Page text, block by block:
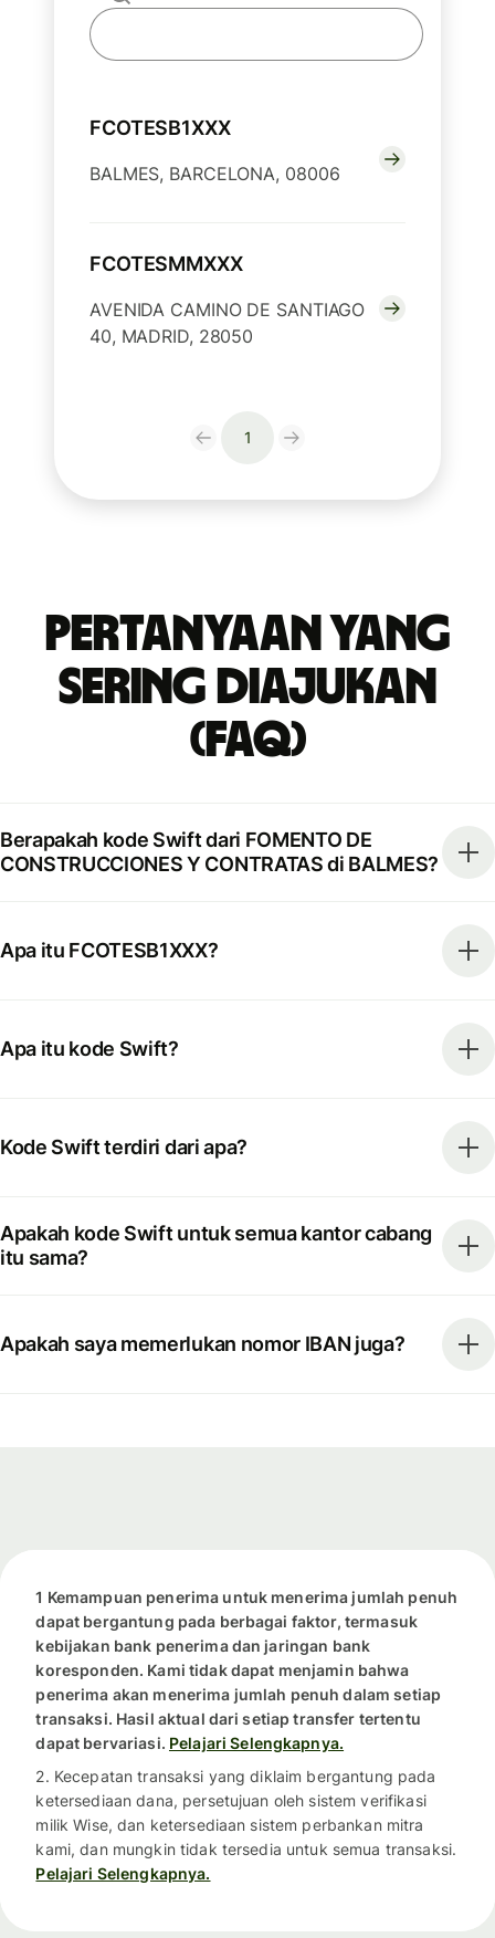
FCOTESB1XXX
BALMES, BARCELONA, 08006
FCOTESMMXXX
AVENIDA CAMINO DE SANTIAGO
40, MADRID, 28050
1
Pertanyaan yang
Sering Diajukan
(FAQ)
Berapakah kode Swift dari FOMENTO DE
CONSTRUCCIONES Y CONTRATAS di BALMES?
Apa itu FCOTESB1XXX?
Apa itu kode Swift?
Kode Swift terdiri dari apa?
Apakah kode Swift untuk semua kantor cabang
itu sama?
Apakah saya memerlukan nomor IBAN juga?
1 Kemampuan penerima untuk menerima jumlah penuh
dapat bergantung pada berbagai faktor, termasuk
kebijakan bank penerima dan jaringan bank
koresponden. Kami tidak dapat menjamin bahwa
penerima akan menerima jumlah penuh dalam setiap
transaksi. Hasil aktual dari setiap transfer tertentu
dapat bervariasi. Pelajari Selengkapnya.
2. Kecepatan transaksi yang diklaim bergantung pada
ketersediaan dana, persetujuan oleh sistem verifikasi
milik Wise, dan ketersediaan sistem perbankan mitra
kami, dan mungkin tidak tersedia untuk semua transaksi.
Pelajari Selengkapnya.